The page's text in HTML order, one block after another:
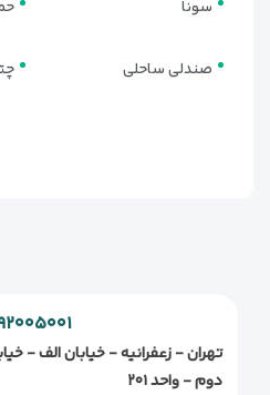
سونا
صندلی ساحلی
دوم - واحد ۲۰۱